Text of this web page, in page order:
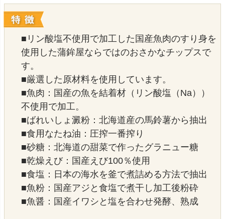
■リン酸塩不使用で加工した国産魚肉のすり身を
使用した蒲鉾屋ならではのおさかなチップスで
す。
■厳選した原材料を使用しています。
■魚肉：国産の魚を結着材（リン酸塩（Na））
不使用で加工。
■ばれいしょ澱粉：北海道産の馬鈴薯から抽出
■食用なたね油：圧搾一番搾り
■砂糖：北海道の甜菜で作ったグラニュー糖
■乾燥えび：国産えび100％使用
■食塩：日本の海水を釜で煮詰める方法で抽出
■魚粉：国産アジと食塩で煮干し加工後粉砕
■魚醤：国産イワシと塩を合わせ発酵、熟成